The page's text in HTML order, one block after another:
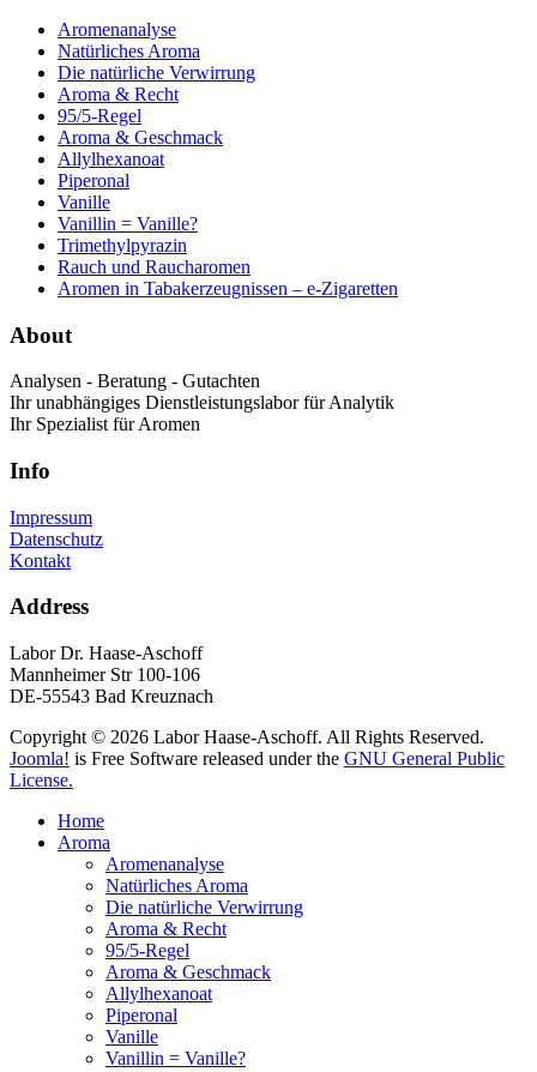
Aromenanalyse
Natürliches Aroma
Die natürliche Verwirrung
Aroma & Recht
95/5-Regel
Aroma & Geschmack
Allylhexanoat
Piperonal
Vanille
Vanillin = Vanille?
Trimethylpyrazin
Rauch und Raucharomen
Aromen in Tabakerzeugnissen – e-Zigaretten
About
Analysen - Beratung - Gutachten
Ihr unabhängiges Dienstleistungslabor für Analytik
Ihr Spezialist für Aromen
Info
Impressum
Datenschutz
Kontakt
Address
Labor Dr. Haase-Aschoff
Mannheimer Str 100-106
DE-55543 Bad Kreuznach
Copyright © 2026 Labor Haase-Aschoff. All Rights Reserved.
Joomla! is Free Software released under the GNU General Public
License.
Home
Aroma
Aromenanalyse
Natürliches Aroma
Die natürliche Verwirrung
Aroma & Recht
95/5-Regel
Aroma & Geschmack
Allylhexanoat
Piperonal
Vanille
Vanillin = Vanille?